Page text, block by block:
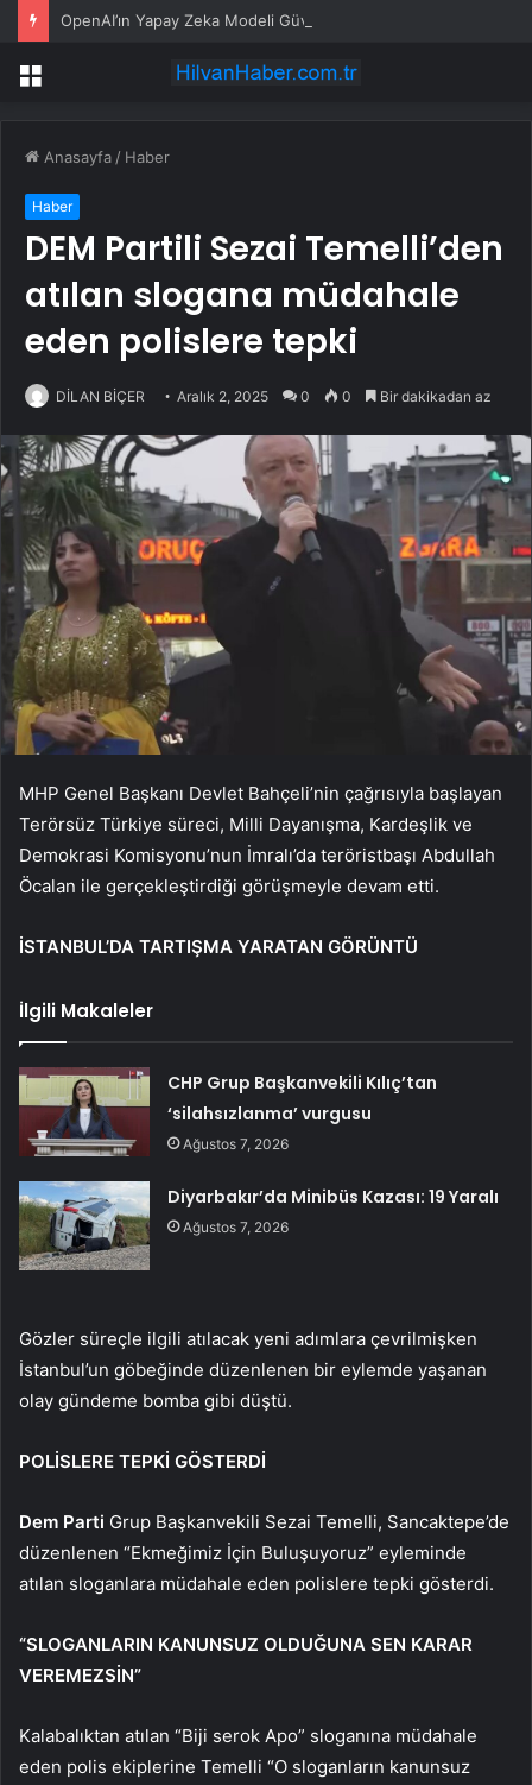
Menü
Anasayfa / Haber
Haber
DEM Partili Sezai Temelli’den
atılan slogana müdahale
eden polislere tepki
DİLAN BİÇER Aralık 2, 2025 0 0 Bir dakikadan az
MHP Genel Başkanı Devlet Bahçeli’nin çağrısıyla başlayan
Terörsüz Türkiye süreci, Milli Dayanışma, Kardeşlik ve
Demokrasi Komisyonu’nun İmralı’da teröristbaşı Abdullah
Öcalan ile gerçekleştirdiği görüşmeyle devam etti.
İSTANBUL’DA TARTIŞMA YARATAN GÖRÜNTÜ
İlgili Makaleler
CHP Grup Başkanvekili Kılıç’tan
‘silahsızlanma’ vurgusu
Ağustos 7, 2026
Diyarbakır’da Minibüs Kazası: 19 Yaralı
Ağustos 7, 2026
Gözler süreçle ilgili atılacak yeni adımlara çevrilmişken
İstanbul’un göbeğinde düzenlenen bir eylemde yaşanan
olay gündeme bomba gibi düştü.
POLİSLERE TEPKİ GÖSTERDİ
Dem Parti Grup Başkanvekili Sezai Temelli, Sancaktepe’de
düzenlenen “Ekmeğimiz İçin Buluşuyoruz” eyleminde
atılan sloganlara müdahale eden polislere tepki gösterdi.
“SLOGANLARIN KANUNSUZ OLDUĞUNA SEN KARAR
VEREMEZSİN”
Kalabalıktan atılan “Biji serok Apo” sloganına müdahale
eden polis ekiplerine Temelli “O sloganların kanunsuz